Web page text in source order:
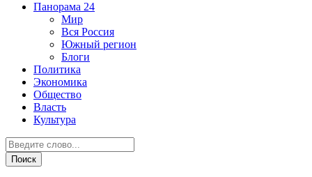
Панорама 24
Мир
Вся Россия
Южный регион
Блоги
Политика
Экономика
Общество
Власть
Культура